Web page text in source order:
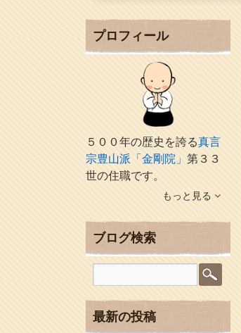
プロフィール
５００年の歴史を誇る真言
宗豊山派「金剛院」第３３
世の住職です。
もっと見る
ブログ検索
最新の投稿